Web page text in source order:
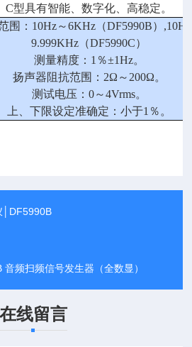
C型具有智能、数字化、高稳定。
围： 10Hz～6KHz（DF5990B）,10Hz
9.999KHz（DF5990C）
测量精度： 1 ％±1Hz。
扬声器阻抗范围： 2Ω ～ 200Ω。
测试电压： 0～4Vrms。
上、下限设定准确定：小于1 ％。
│DF5990B
音频扫频信号发生器（全数显）
在线留言